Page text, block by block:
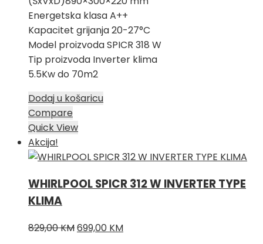
Energetska klasa A++
Kapacitet grijanja 20-27°C
Model proizvoda SPICR 318 W
Tip proizvoda Inverter klima
5.5Kw do 70m2
Dodaj u košaricu
Compare
Quick View
Akcija!
WHIRLPOOL SPICR 312 W INVERTER TYPE
KLIMA
829,00KMIzvorna
699,00 KMTrenutna